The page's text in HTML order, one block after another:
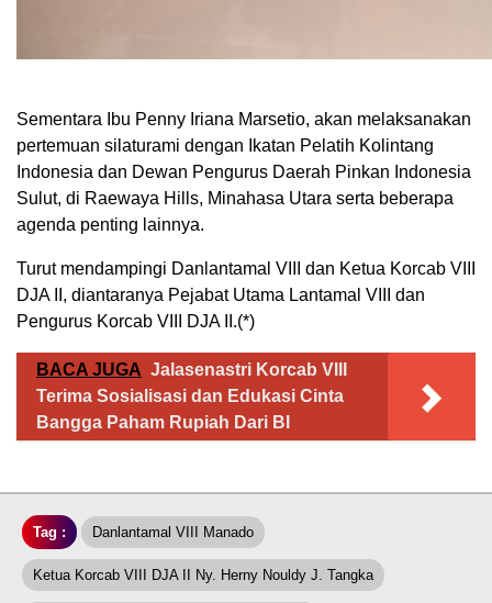
Sementara Ibu Penny Iriana Marsetio, akan melaksanakan
pertemuan silaturami dengan Ikatan Pelatih Kolintang
Indonesia dan Dewan Pengurus Daerah Pinkan Indonesia
Sulut, di Raewaya Hills, Minahasa Utara serta beberapa
agenda penting lainnya.
Turut mendampingi Danlantamal VIII dan Ketua Korcab VIII
DJA II, diantaranya Pejabat Utama Lantamal VIII dan
Pengurus Korcab VIII DJA II.(*)
BACA JUGA Jalasenastri Korcab VIII
Terima Sosialisasi dan Edukasi Cinta
Bangga Paham Rupiah Dari BI
Tag : Danlantamal VIII Manado
Ketua Korcab VIII DJA II Ny. Herny Nouldy J. Tangka